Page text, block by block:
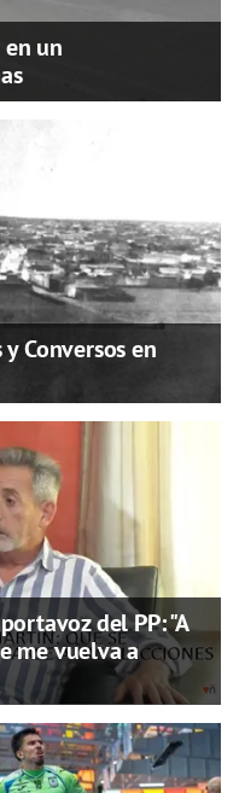
un
Conversos en
del PP: "A
me vuelva a